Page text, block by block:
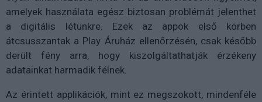
amelyek használata egész biztosan problémát jelenthet
a digitális létünkre. Ezek az appok első körben
átcsusszantak a Play Áruház ellenőrzésén, csak később
derült fény arra, hogy kiszolgáltathatják érzékeny
adatainkat harmadik félnek.
Az érintett applikációk, mint ez megszokott, mindenféle